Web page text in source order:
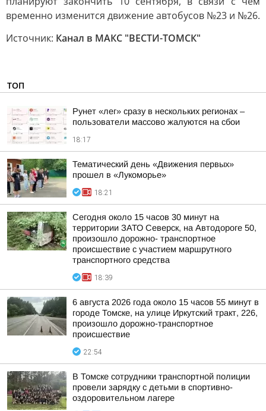
временно изменится движение автобусов №23 и №26.
Источник: Канал в МАКС "ВЕСТИ-ТОМСК"
ТОП
Рунет «лег» сразу в нескольких регионах –
пользователи массово жалуются на сбои
18:17
Тематический день «Движения первых»
прошел в «Лукоморье»
18:21
Сегодня около 15 часов 30 минут на
территории ЗАТО Северск, на Автодороге 50,
произошло дорожно- транспортное
происшествие с участием маршрутного
транспортного средства
18:39
6 августа 2026 года около 15 часов 55 минут в
городе Томске, на улице Иркутский тракт, 226,
произошло дорожно-транспортное
происшествие
22:54
В Томске сотрудники транспортной полиции
провели зарядку с детьми в спортивно-
оздоровительном лагере